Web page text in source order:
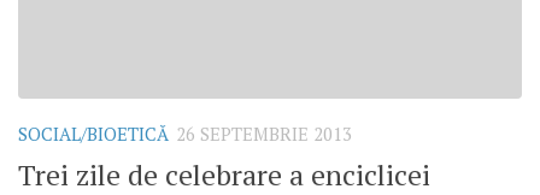
SOCIAL/BIOETICĂ 26 SEPTEMBRIE 2013
Trei zile de celebrare a enciclicei